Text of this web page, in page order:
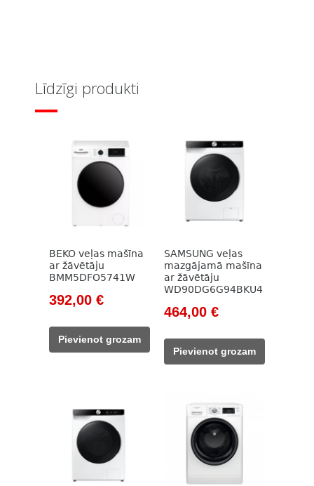
Līdzīgi produkti
BEKO veļas mašīna
ar žāvētāju
BMM5DFO5741W
Original
was:
785,00 €.
392,00 €Current
392,00 €.
Pievienot grozam
SAMSUNG veļas
mazgājamā mašīna
ar žāvētāju
WD90DG6G94BKU4
Original
was:
672,00 €.
464,00 €Current
464,00 €.
Pievienot grozam